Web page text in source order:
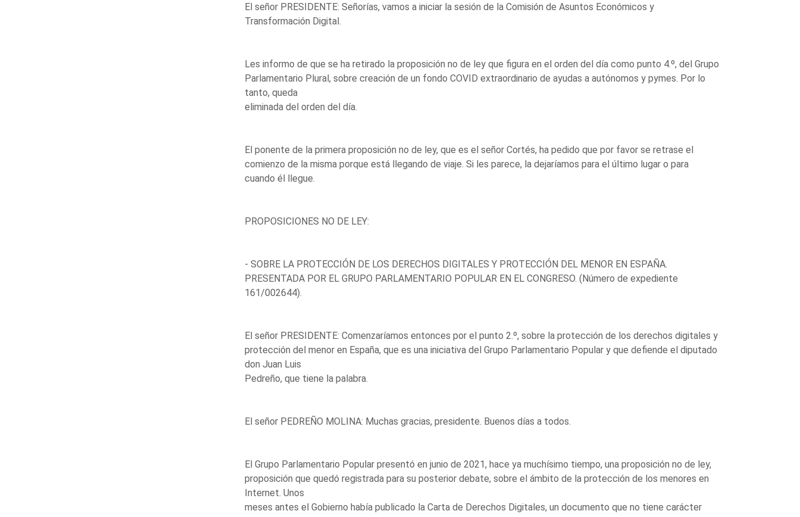
El señor PRESIDENTE: Señorías, vamos a iniciar la sesión de la Comisión de Asuntos Económicos y
Transformación Digital.
Les informo de que se ha retirado la proposición no de ley que figura en el orden del día como punto 4.º, del Grupo
Parlamentario Plural, sobre creación de un fondo COVID extraordinario de ayudas a autónomos y pymes. Por lo
tanto, queda
eliminada del orden del día.
El ponente de la primera proposición no de ley, que es el señor Cortés, ha pedido que por favor se retrase el
comienzo de la misma porque está llegando de viaje. Si les parece, la dejaríamos para el último lugar o para
cuando él llegue.
PROPOSICIONES NO DE LEY:
- SOBRE LA PROTECCIÓN DE LOS DERECHOS DIGITALES Y PROTECCIÓN DEL MENOR EN ESPAÑA.
PRESENTADA POR EL GRUPO PARLAMENTARIO POPULAR EN EL CONGRESO. (Número de expediente
161/002644).
El señor PRESIDENTE: Comenzaríamos entonces por el punto 2.º, sobre la protección de los derechos digitales y
protección del menor en España, que es una iniciativa del Grupo Parlamentario Popular y que defiende el diputado
don Juan Luis
Pedreño, que tiene la palabra.
El señor PEDREÑO MOLINA: Muchas gracias, presidente. Buenos días a todos.
El Grupo Parlamentario Popular presentó en junio de 2021, hace ya muchísimo tiempo, una proposición no de ley,
proposición que quedó registrada para su posterior debate, sobre el ámbito de la protección de los menores en
Internet. Unos
meses antes el Gobierno había publicado la Carta de Derechos Digitales, un documento que no tiene carácter